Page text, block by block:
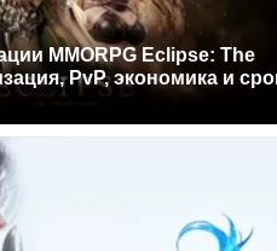
MMORPG Eclipse: The
PvP, экономика и